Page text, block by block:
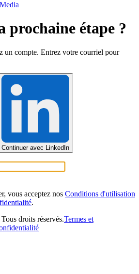
prochaine étape ?
un compte. Entrez votre courriel pour
Continuer avec LinkedIn
vous acceptez nos Conditions d'utilisation
.
Tous droits réservés.Termes et